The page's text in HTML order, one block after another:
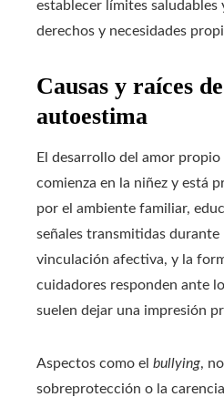
establecer límites saludables
derechos y necesidades
Causas y raíces
autoestima
El desarrollo del amor
comienza en la niñez y está
por el ambiente familiar,
señales transmitidas
vinculación afectiva, y la
cuidadores responden ante
suelen dejar una impresión
Aspectos como el bullying,
sobreprotección o la